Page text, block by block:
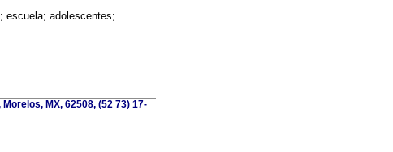
escuela; adolescentes;
MX, 62508, (52 73) 17-